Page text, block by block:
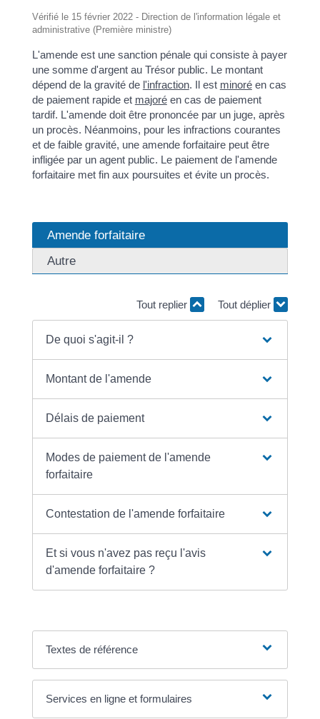
Vérifié le 15 février 2022 - Direction de l'information légale et
administrative (Première ministre)
L'amende est une sanction pénale qui consiste à payer
une somme d'argent au Trésor public. Le montant
dépend de la gravité de l'infraction. Il est minoréen cas
de paiement rapide et majoréen cas de paiement
tardif. L'amende doit être prononcée par un juge, après
un procès. Néanmoins, pour les infractions courantes
et de faible gravité, une amende forfaitaire peut être
infligée par un agent public. Le paiement de l'amende
forfaitaire met fin aux poursuites et évite un procès.
Amende forfaitaire
Autre
Tout replier Tout déplier
De quoi s'agit-il ?
Montant de l'amende
Délais de paiement
Modes de paiement de l'amende
forfaitaire
Contestation de l'amende forfaitaire
Et si vous n'avez pas reçu l'avis
d'amende forfaitaire ?
Textes de référence
Services en ligne et formulaires